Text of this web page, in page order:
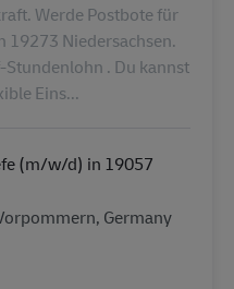
Werde Postbote für
Niedersachsen.
. Du kannst
Eins...
(m/w/d) in 19057
Germany